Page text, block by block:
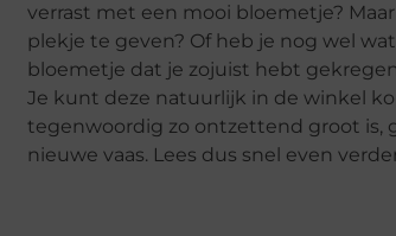
verrast met een mooi bloemetje?
plekje te geven? Of heb je nog wel
bloemetje dat je zojuist hebt
Je kunt deze natuurlijk in de winkel
tegenwoordig zo ontzettend groot is,
nieuwe vaas. Lees dus snel even